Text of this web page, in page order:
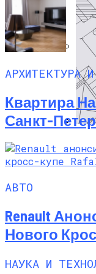
АРХИТЕКТУРА
Квартира
Санкт-
АВТО
Renault
Нового
НАУКА И